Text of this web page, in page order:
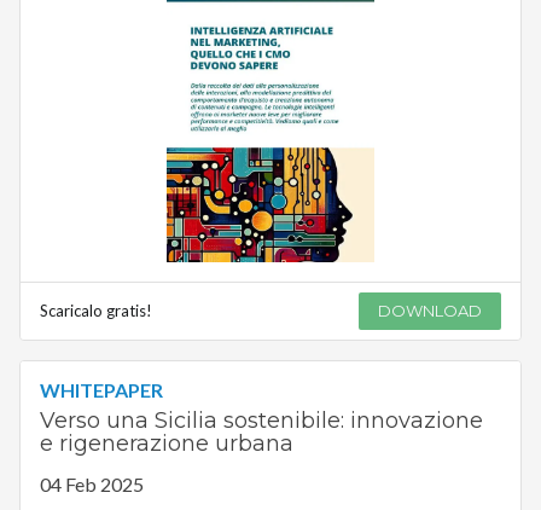
Scaricalo gratis! DOWNLOAD
WHITEPAPER
Verso una Sicilia sostenibile: innovazione
e rigenerazione urbana
04 Feb 2025